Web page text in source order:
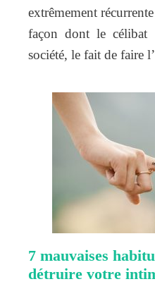
extrêmement
façon dont le célibat
société, le fait de faire
7 mauvaises
détruire votre